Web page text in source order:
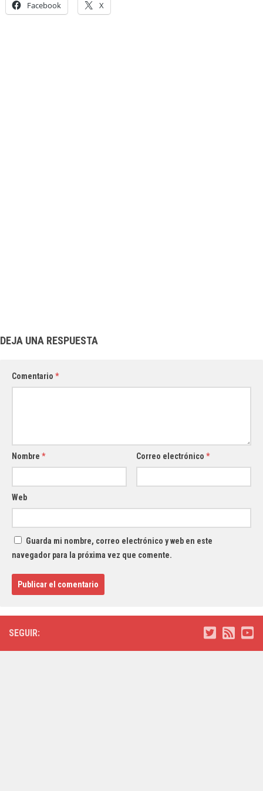
Facebook X
DEJA UNA RESPUESTA
Comentario *
Nombre * Correo electrónico*
Web
Guarda mi nombre, correo electrónico y web en este
navegador para la próxima vez que comente.
SEGUIR: